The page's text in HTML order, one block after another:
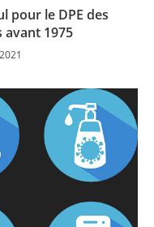
pour le DPE des
1975